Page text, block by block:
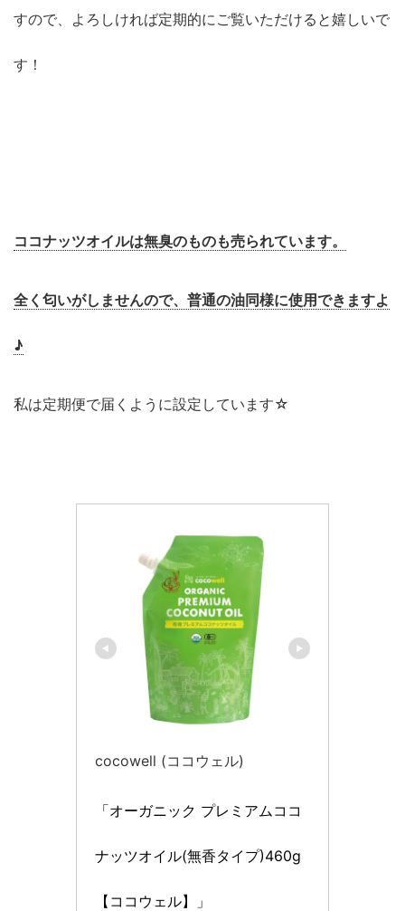
すので、よろしければ定期的にご覧いただけると嬉しいで
す！
ココナッツオイルは無臭のものも売られています。
全く匂いがしませんので、普通の油同様に使用できますよ
♪
私は定期便で届くように設定しています☆
cocowell (ココウェル)
「オーガニック プレミアムココ
ナッツオイル(無香タイプ)460g
【ココウェル】」